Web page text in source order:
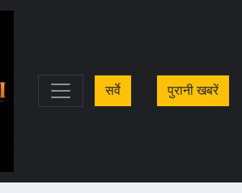
सर्वे पुरानी खबरें